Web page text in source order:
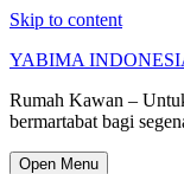
Skip to content
YABIMA
Rumah Kawan –
bermartabat bagi
Open Menu